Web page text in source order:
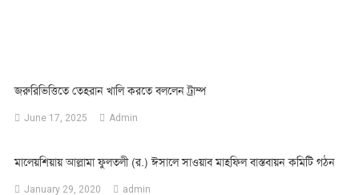
জরুরিভিত্তিতে তেহরান খালি করতে বললেন ট্রাম্প
June 17, 2025 Admin
মালেয়শিয়ায় আল্লামা ফুলতলী (র.) ঈসালে সাওয়াব মাহফিল বাস্তবায়ন কমিটি গঠন
January 29, 2020 admin